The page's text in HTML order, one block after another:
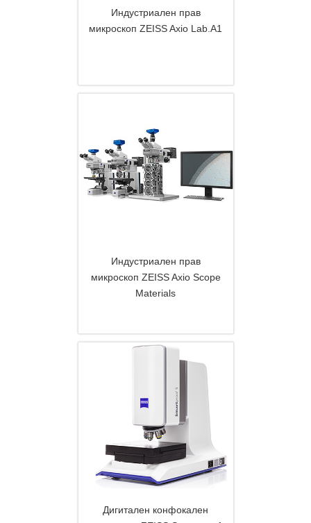
Индустриален прав
микроскоп ZEISS Axio Lab.А1
Индустриален прав
микроскоп ZEISS Axio Scope
Materials
Дигитален конфокален